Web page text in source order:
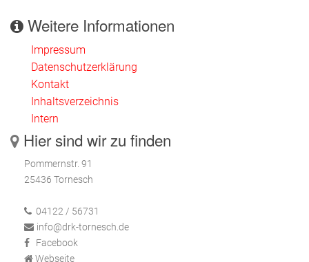
Weitere Informationen
Impressum
Datenschutzerklärung
Kontakt
Inhaltsverzeichnis
Intern
Hier sind wir zu finden
Pommernstr. 91
25436 Tornesch
04122 / 56731
info@drk-tornesch.de
Facebook
Webseite